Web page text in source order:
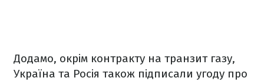
Додамо, окрім контракту на транзит газу,
Україна та Росія також підписали угоду про